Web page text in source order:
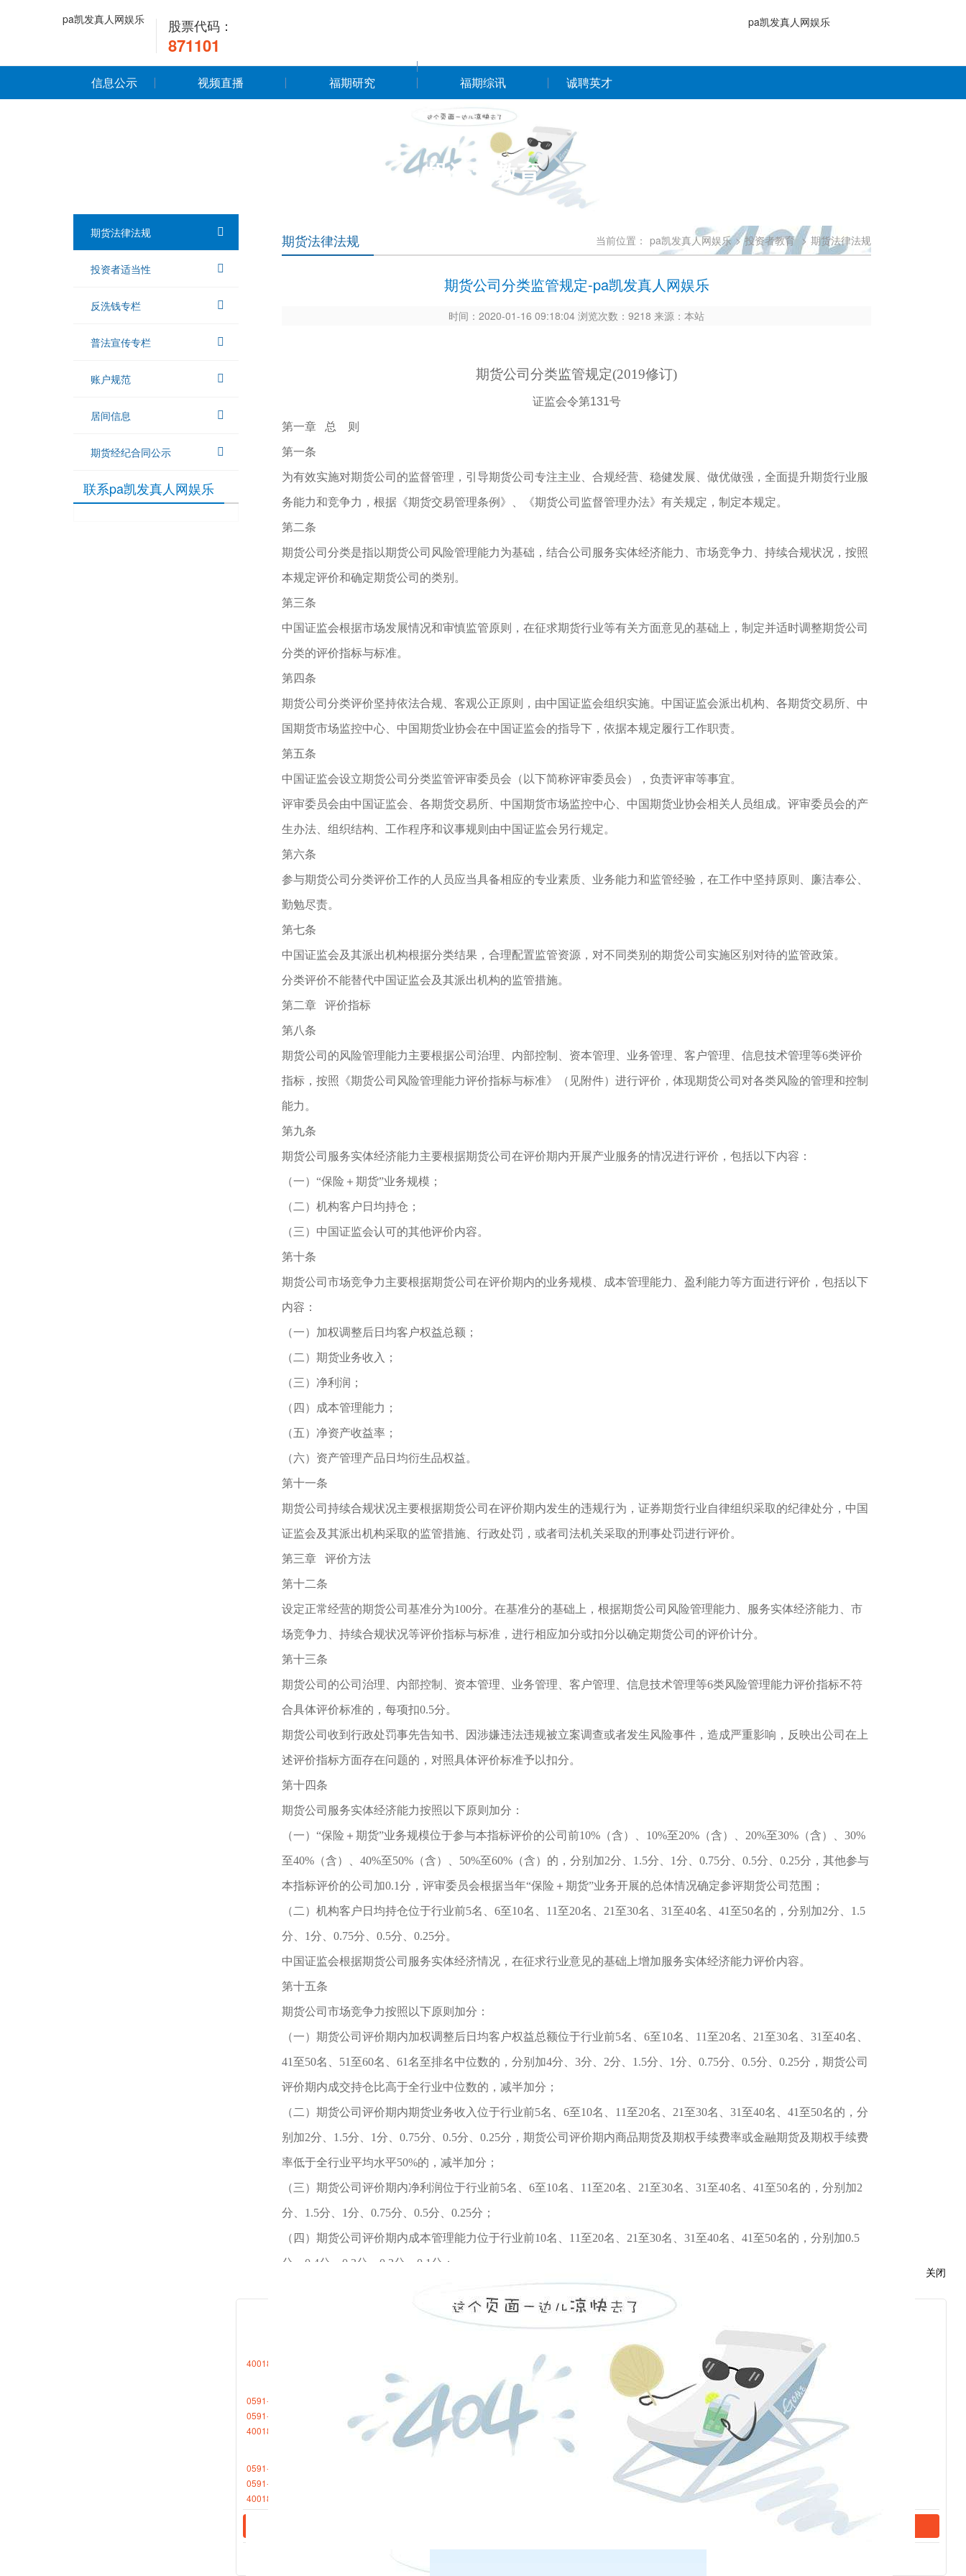
pa凯发真人网娱乐 股票代码：
871101
pa凯发真人网娱乐
信息公示 视频直播 福期研究 福期综讯 诚聘英才
投资者教育
期货法律法规
投资者适当性
反洗钱专栏
普法宣传专栏
账户规范
居间信息
期货经纪合同公示
联系pa凯发真人网娱乐
期货法律法规 当前位置： pa凯发真人网娱乐 > 投资者教育 > 期货法律法规
期货公司分类监管规定-pa凯发真人网娱乐
时间：2020-01-16 09:18:04 浏览次数：9218 来源：本站
期货公司分类监管规定(2019修订)
证监会令第131号
第一章 总 则
第一条
为有效实施对期货公司的监督管理，引导期货公司专注主业、合规经营、稳健发展、做优做强，全面提升期货行业服
务能力和竞争力，根据《期货交易管理条例》、《期货公司监督管理办法》有关规定，制定本规定。
第二条
期货公司分类是指以期货公司风险管理能力为基础，结合公司服务实体经济能力、市场竞争力、持续合规状况，按照
本规定评价和确定期货公司的类别。
第三条
中国证监会根据市场发展情况和审慎监管原则，在征求期货行业等有关方面意见的基础上，制定并适时调整期货公司
分类的评价指标与标准。
第四条
期货公司分类评价坚持依法合规、客观公正原则，由中国证监会组织实施。中国证监会派出机构、各期货交易所、中
国期货市场监控中心、中国期货业协会在中国证监会的指导下，依据本规定履行工作职责。
第五条
中国证监会设立期货公司分类监管评审委员会（以下简称评审委员会），负责评审等事宜。
评审委员会由中国证监会、各期货交易所、中国期货市场监控中心、中国期货业协会相关人员组成。评审委员会的产
生办法、组织结构、工作程序和议事规则由中国证监会另行规定。
第六条
参与期货公司分类评价工作的人员应当具备相应的专业素质、业务能力和监管经验，在工作中坚持原则、廉洁奉公、
勤勉尽责。
第七条
中国证监会及其派出机构根据分类结果，合理配置监管资源，对不同类别的期货公司实施区别对待的监管政策。
分类评价不能替代中国证监会及其派出机构的监管措施。
第二章 评价指标
第八条
期货公司的风险管理能力主要根据公司治理、内部控制、资本管理、业务管理、客户管理、信息技术管理等6类评价
指标，按照《期货公司风险管理能力评价指标与标准》（见附件）进行评价，体现期货公司对各类风险的管理和控制
能力。
第九条
期货公司服务实体经济能力主要根据期货公司在评价期内开展产业服务的情况进行评价，包括以下内容：
（一） “保险＋期货”业务规模；
（二）机构客户日均持仓；
（三）中国证监会认可的其他评价内容。
第十条
期货公司市场竞争力主要根据期货公司在评价期内的业务规模、成本管理能力、盈利能力等方面进行评价，包括以下
内容：
（一）加权调整后日均客户权益总额；
（二）期货业务收入；
（三）净利润；
（四）成本管理能力；
（五）净资产收益率；
（六）资产管理产品日均衍生品权益。
第十一条
期货公司持续合规状况主要根据期货公司在评价期内发生的违规行为，证券期货行业自律组织采取的纪律处分，中国
证监会及其派出机构采取的监管措施、行政处罚，或者司法机关采取的刑事处罚进行评价。
第三章 评价方法
第十二条
设定正常经营的期货公司基准分为100分。在基准分的基础上，根据期货公司风险管理能力、服务实体经济能力、市
场竞争力、持续合规状况等评价指标与标准，进行相应加分或扣分以确定期货公司的评价计分。
第十三条
期货公司的公司治理、内部控制、资本管理、业务管理、客户管理、信息技术管理等6类风险管理能力评价指标不符
合具体评价标准的，每项扣0.5分。
期货公司收到行政处罚事先告知书、因涉嫌违法违规被立案调查或者发生风险事件，造成严重影响，反映出公司在上
述评价指标方面存在问题的，对照具体评价标准予以扣分。
第十四条
期货公司服务实体经济能力按照以下原则加分：
（一） “保险＋期货”业务规模位于参与本指标评价的公司前10%（含）、10%至20%（含）、20%至30%（含）、30%
至40%（含）、40%至50%（含）、50%至60%（含）的，分别加2分、1.5分、1分、0.75分、0.5分、0.25分，其他参与
本指标评价的公司加0.1分，评审委员会根据当年“保险＋期货”业务开展的总体情况确定参评期货公司范围；
（二）机构客户日均持仓位于行业前5名、6至10名、11至20名、21至30名、31至40名、41至50名的，分别加2分、1.5
分、1分、0.75分、0.5分、0.25分。
中国证监会根据期货公司服务实体经济情况，在征求行业意见的基础上增加服务实体经济能力评价内容。
第十五条
期货公司市场竞争力按照以下原则加分：
（一）期货公司评价期内加权调整后日均客户权益总额位于行业前5名、6至10名、11至20名、21至30名、31至40名、
41至50名、51至60名、61名至排名中位数的，分别加4分、3分、2分、1.5分、1分、0.75分、0.5分、0.25分，期货公司
评价期内成交持仓比高于全行业中位数的，减半加分；
（二）期货公司评价期内期货业务收入位于行业前5名、6至10名、11至20名、21至30名、31至40名、41至50名的，分
别加2分、1.5分、1分、0.75分、0.5分、0.25分，期货公司评价期内商品期货及期权手续费率或金融期货及期权手续费
率低于全行业平均水平50%的，减半加分；
（三）期货公司评价期内净利润位于行业前5名、6至10名、11至20名、21至30名、31至40名、41至50名的，分别加2
分、1.5分、1分、0.75分、0.5分、0.25分；
（四）期货公司评价期内成本管理能力位于行业前10名、11至20名、21至30名、31至40名、41至50名的，分别加0.5
分、0.4分、0.3分、0.2分、0.1分；
（五）期货公司评价期内净资产收益率位于行业前 10名、11至20名、21至30名、31至40名、41至50名的，分别加0.5
分、0.4分、0.3分、0.2分、0.1分；
5名、6至10名、11至15名、16至20名、21至30名
的，分别加1分、0.8分、0.6分、0.4分、0.2分，期货公司或子公司评价期内存在资产管理产品不符合监管规定且未在
规定时间内完成整改或清理情形的，该指标不予加分。
期货公司风险管理能力与持续合规状况指标得分低于规定分值的，市场竞争力指标不予加分。规定分值由评审委员会
根据当年评价情况审议确定。
关闭
在线客服
4001868696转1
日盘下单电话：
0591-88013377
0591-87727306
4001868696转2
夜盘下单电话：
0591-88013380
0591-87512570
4001868696转2